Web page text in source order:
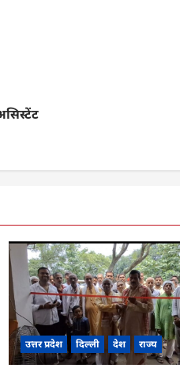
उत्तर प्रदेश दिल्ली देश राज्य